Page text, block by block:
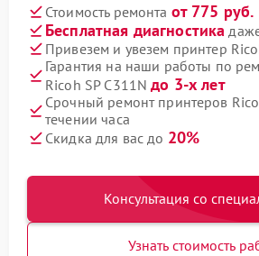
Стоимость ремонта от 775 руб.
Бесплатная диагностика
Привезем и увезем принтер
Гарантия на наши работы по
Ricoh SP C311Nдо 3-х лет
Срочный ремонт принтеров
течении часа
Скидка для вас до 20%
Консультация со
Узнать стоимость